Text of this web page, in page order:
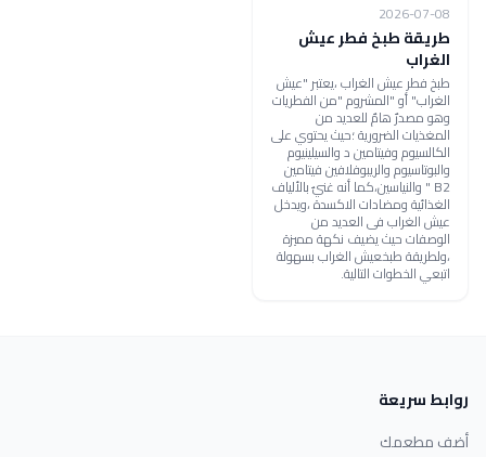
2026-07-08
طريقة طبخ فطر عيش
الغراب
طبخ فطر عيش الغراب ،يعتبر "عيش
الغراب" أو "المشروم "من الفطريات
وهو مصدرٌ هامٌ للعديد من
المغذيات الضرورية ؛حيث يحتوي على
الكالسيوم وفيتامين د والسيلينيوم
والبوتاسيوم والريبوفلافين فيتامين
B2 " والنياسين،كما أنه غنيٌ بالألياف
الغذائية ومضادات الاكسدة ،ويدخل
عيش الغراب فى العديد من
الوصفات حيث يضيف نكهة مميزة
،ولطريقة طبخعيش الغراب بسهولة
اتبعي الخطوات التالية.
روابط سريعة
أضف مطعمك